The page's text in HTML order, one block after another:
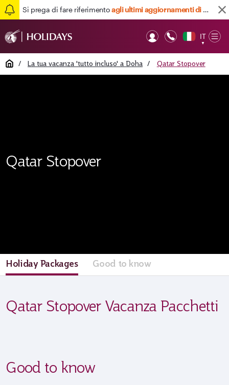
Si prega di fare riferimentoagli ultimi aggiornamenti di viaggio qui
IT
▼
Home / La tua vacanza 'tutto incluso' a Doha / Qatar Stopover
Qatar Stopover
Holiday Packages Good to know
Qatar Stopover Vacanza Pacchetti
Good to know